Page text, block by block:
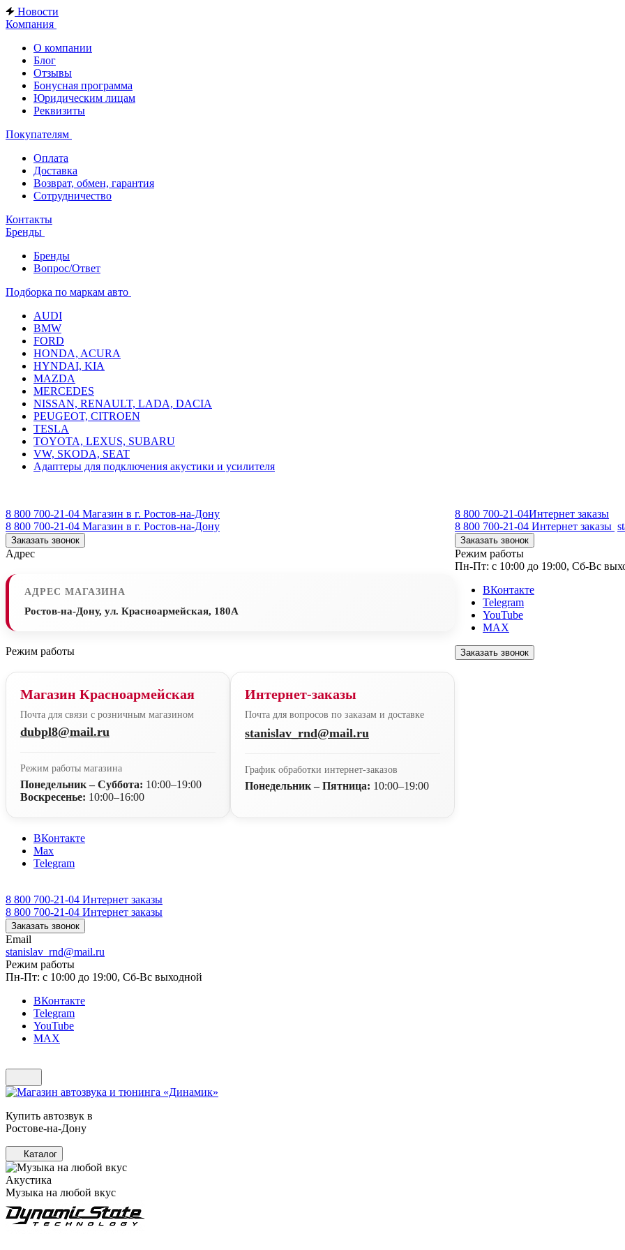
Новости
Компания
О компании
Блог
Отзывы
Бонусная программа
Юридическим лицам
Реквизиты
Покупателям
Оплата
Доставка
Возврат, обмен, гарантия
Сотрудничество
Контакты
Бренды
Бренды
Вопрос/Ответ
Подборка по маркам авто
AUDI
BMW
FORD
HONDA, ACURA
HYNDAI, KIA
MAZDA
MERCEDES
NISSAN, RENAULT, LADA, DACIA
PEUGEOT, CITROEN
TESLA
TOYOTA, LEXUS, SUBARU
VW, SKODA, SEAT
Адаптеры для подключения акустики и усилителя
8 800 700-21-04 Магазин в г. Ростов-на-Дону
8 800 700-21-04 Магазин в г. Ростов-на-Дону
Заказать звонок
Адрес
АДРЕС МАГАЗИНА
Ростов-на-Дону, ул. Красноармейская, 180А
Режим работы
Магазин Красноармейская
Почта для связи с розничным магазином
dubpl8@mail.ru
Режим работы магазина
Понедельник – Суббота: 10:00–19:00
Воскресенье: 10:00–16:00
Интернет-заказы
Почта для вопросов по заказам и доставке
stanislav_rnd@mail.ru
График обработки интернет-заказов
Понедельник – Пятница: 10:00–19:00
ВКонтакте
Max
Telegram
8 800 700-21-04 Интернет заказы
8 800 700-21-04 Интернет заказы
Заказать звонок
Email
stanislav_rnd@mail.ru
Режим работы
Пн-Пт: с 10:00 до 19:00, Сб-Вс выходной
ВКонтакте
Telegram
YouTube
MAX
8 800 700-21-04Интернет заказы
8 800 700-21-04 Интернет заказы
Заказать звонок
Режим работы
Пн-Пт: с 10:00 до 19:00, Сб-Вс
ВКонтакте
Telegram
YouTube
MAX
Заказать звонок
Купить автозвук в
Ростове-на-Дону
Каталог
Акустика
Музыка на любой вкус